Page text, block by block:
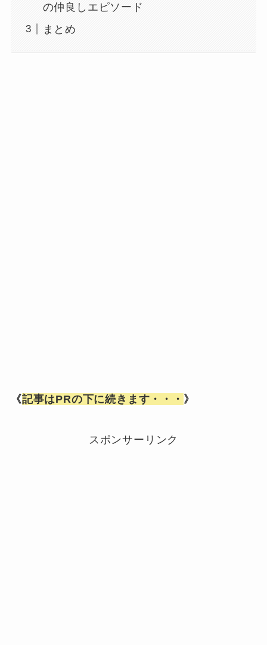
の仲良しエピソード
まとめ
《記事はPRの下に続きます・・・ 》
スポンサーリンク